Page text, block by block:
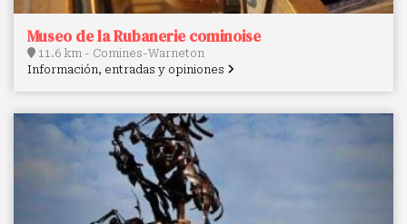
Museo de la Rubanerie cominoise
11.6 km - Comines-Warneton
Información, entradas y opiniones